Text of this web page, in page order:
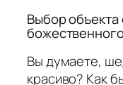
Выбор объекта
Вы думаете,
красиво? Как